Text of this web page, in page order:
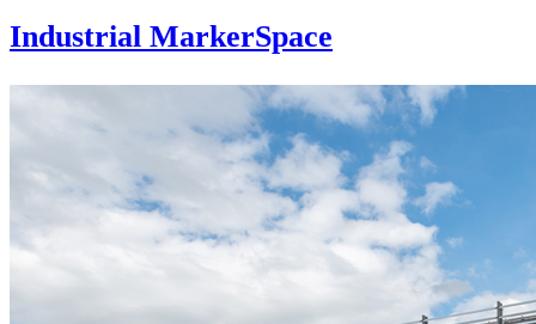
Industrial MarkerSpace